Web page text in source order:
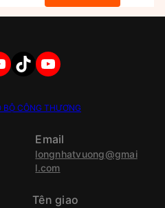
TIKTOK YOUTUBE
Email
longnhatvuong@gmai
l.com
Tên giao